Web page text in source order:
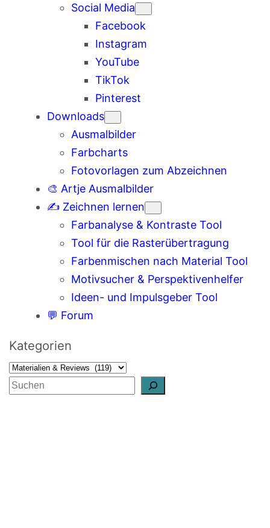
Social Media
Facebook
Instagram
YouTube
TikTok
Pinterest
Downloads
Ausmalbilder
Farbcharts
Fotovorlagen zum Abzeichnen
🎨 Artje Ausmalbilder
✍️ Zeichnen lernen
Farbanalyse & Kontraste Tool
Tool für die Rasterübertragung
Farbenmischen nach Material Tool
Motivsucher & Perspektivenhelfer
Ideen- und Impulsgeber Tool
💬 Forum
Kategorien
S